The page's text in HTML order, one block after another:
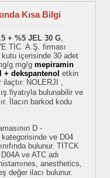
Kısa Bilgi
+ %5 JEL 30 G,
TİC. A.Ş. firması
kutu içerisinde 30 adet
g mg/g mepiramin
dekspantenol etkin
ilaçtır. NOLERJI ,
fiyatıyla bulunabilir ve
İlacın barkod kodu
D -
ve D04
bulunur. TİTCK
ve ATC adı
anesthetics,
değer ilacı bulunur.